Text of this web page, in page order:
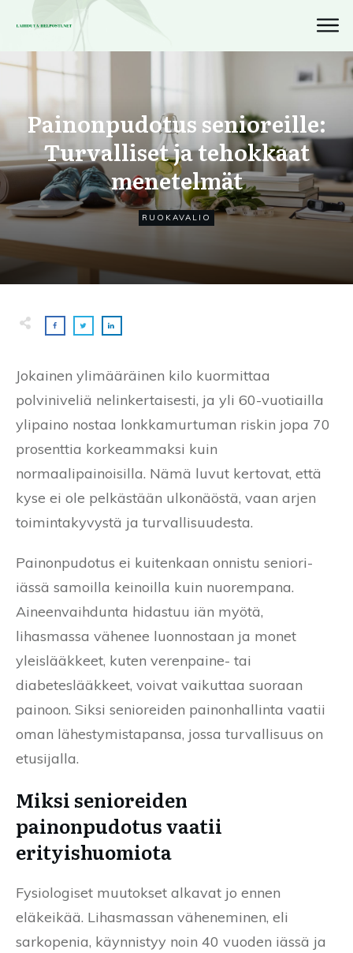
Painonpudotus senioreille:
Turvalliset ja tehokkaat
menetelmät
RUOKAVALIO
Jokainen ylimääräinen kilo kuormittaa
polviniveliä nelinkertaisesti, ja yli 60-vuotiailla
ylipaino nostaa lonkkamurtuman riskin jopa 70
prosenttia korkeammaksi kuin
normaalipainoisilla. Nämä luvut kertovat, että
kyse ei ole pelkästään ulkonäöstä, vaan arjen
toimintakyvystä ja turvallisuudesta.
Painonpudotus ei kuitenkaan onnistu seniori-
iässä samoilla keinoilla kuin nuorempana.
Aineenvaihdunta hidastuu iän myötä,
lihasmassa vähenee luonnostaan ja monet
yleislääkkeet, kuten verenpaine- tai
diabeteslääkkeet, voivat vaikuttaa suoraan
painoon. Siksi senioreiden painonhallinta vaatii
oman lähestymistapansa, jossa turvallisuus on
etusijalla.
Miksi senioreiden
painonpudotus vaatii
erityishuomiota
Fysiologiset muutokset alkavat jo ennen
eläkeikää. Lihasmassan väheneminen, eli
sarkopenia, käynnistyy noin 40 vuoden iässä ja